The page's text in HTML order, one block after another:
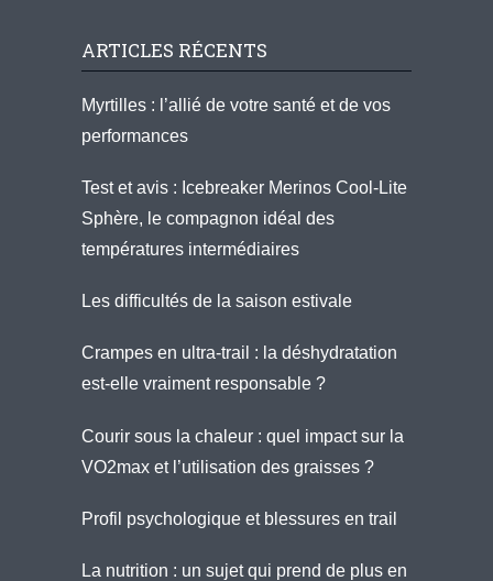
ARTICLES RÉCENTS
Myrtilles : l’allié de votre santé et de vos
performances
Test et avis : Icebreaker Merinos Cool-Lite
Sphère, le compagnon idéal des
températures intermédiaires
Les difficultés de la saison estivale
Crampes en ultra-trail : la déshydratation
est-elle vraiment responsable ?
Courir sous la chaleur : quel impact sur la
VO2max et l’utilisation des graisses ?
Profil psychologique et blessures en trail
La nutrition : un sujet qui prend de plus en